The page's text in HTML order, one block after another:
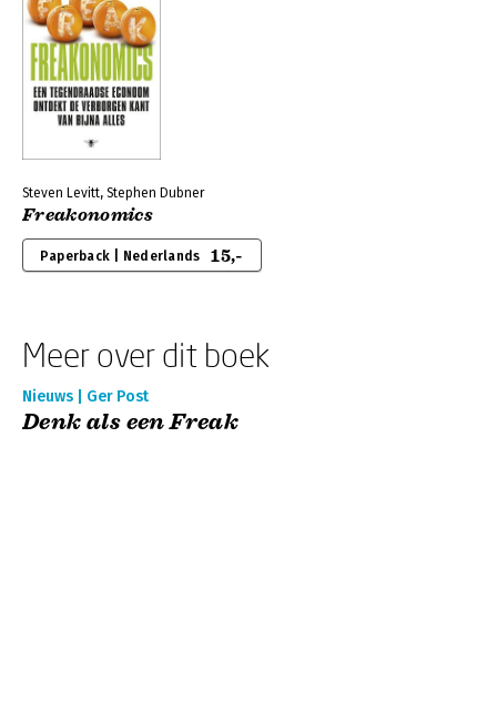
Steven Levitt, Stephen Dubner
Freakonomics
Paperback | Nederlands 15,-
Meer over dit boek
Nieuws | Ger Post
Denk als een Freak